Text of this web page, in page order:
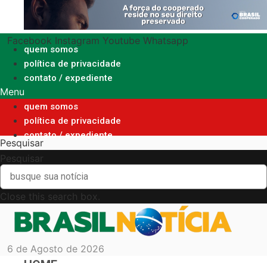
o
conteúdo
Facebook Instagram Youtube Whatsapp
quem somos
política de privacidade
contato / expediente
Menu
quem somos
política de privacidade
contato / expediente
Pesquisar
Pesquisar
Close this search box.
6 de Agosto de 2026